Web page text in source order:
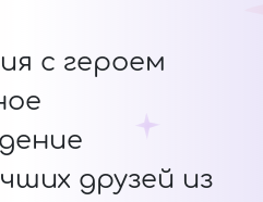
с героем
друзей из